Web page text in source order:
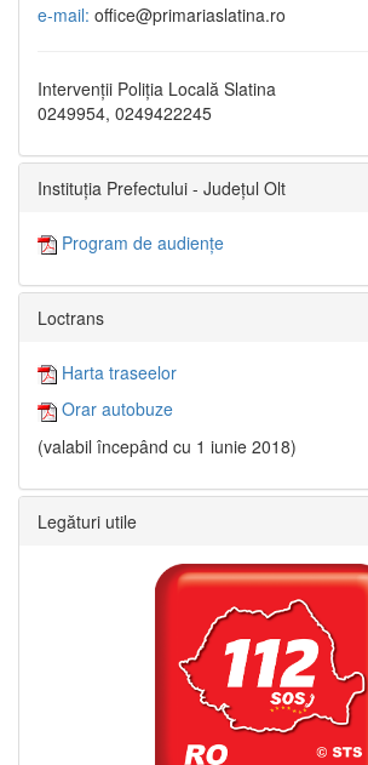
e-mail: office@primariaslatina.ro
Intervenții Poliția Locală Slatina
0249954, 0249422245
Instituția Prefectului - Județul Olt
Program de audiențe
Loctrans
Harta traseelor
Orar autobuze
(valabil începând cu 1 iunie 2018)
Legături utile